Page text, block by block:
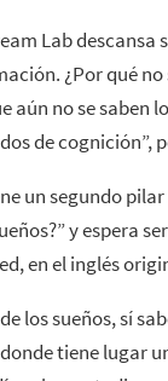
Lab descansa
¿Por qué
aún no se saben
de cognición”,
un segundo
y espera
en el inglés
los sueños, sí
tiene lugar